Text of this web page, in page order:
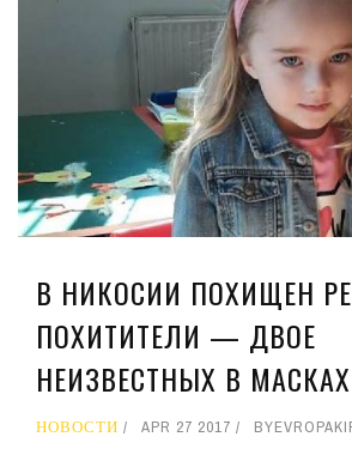
В НИКОСИИ ПОХИЩЕН
ПОХИТИТЕЛИ — ДВОЕ
НЕИЗВЕСТНЫХ В МАСКАХ
НОВОСТИ APR 27 2017 BY